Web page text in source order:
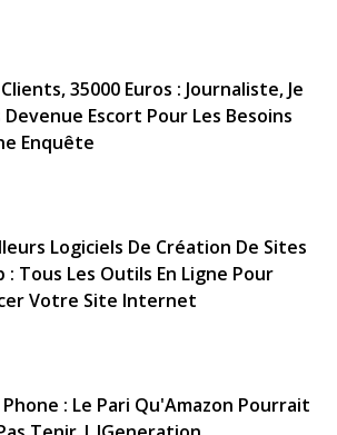
35000 Euros : Journaliste, Je
Devenue Escort Pour Les Besoins
Enquête
Logiciels De Création De Sites
: Tous Les Outils En Ligne Pour
Votre Site Internet
Phone : Le Pari Qu'Amazon Pourrait